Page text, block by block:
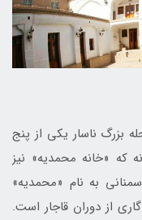
بزرگ ناسار يكي از پنج
که «خانه محمدیه» نیز
به نام «محمدیه»
از دوران قاجار است.